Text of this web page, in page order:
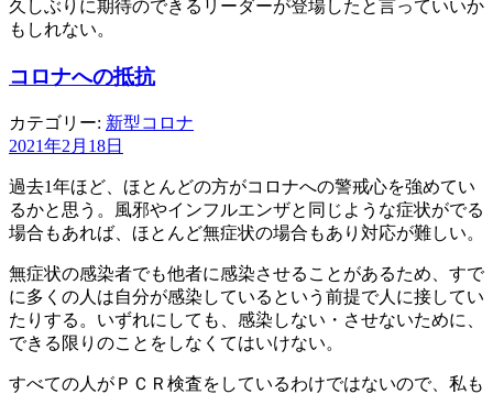
久しぶりに期待のできるリーダーが登場したと言っていいか
もしれない。
コロナへの抵抗
カテゴリー: 新型コロナ
2021年2月18日
過去1年ほど、ほとんどの方がコロナへの警戒心を強めてい
るかと思う。風邪やインフルエンザと同じような症状がでる
場合もあれば、ほとんど無症状の場合もあり対応が難しい。
無症状の感染者でも他者に感染させることがあるため、すで
に多くの人は自分が感染しているという前提で人に接してい
たりする。いずれにしても、感染しない・させないために、
できる限りのことをしなくてはいけない。
すべての人がＰＣＲ検査をしているわけではないので、私も